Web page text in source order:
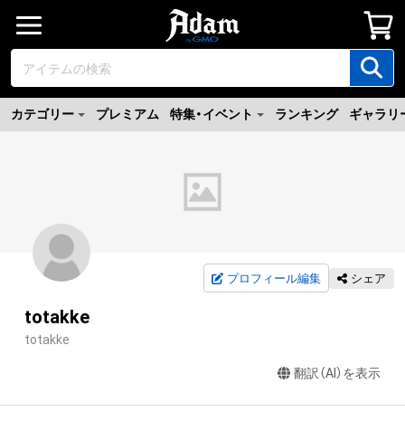
カテゴリー プレミアム 特集・イベント ランキング ギャラリ
プロフィール編集 シェア
totakke
totakke
翻訳（AI）を表示